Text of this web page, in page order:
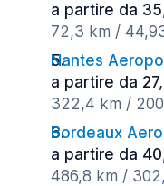
a partire da
72,3 km /
Nantes
a partire da
322,4 km /
Bordeaux
a partire da
486,8 km /